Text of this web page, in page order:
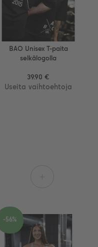
BAO Unisex T-paita
selkälogolla
39.90 €
Useita vaihtoehtoja
-56%